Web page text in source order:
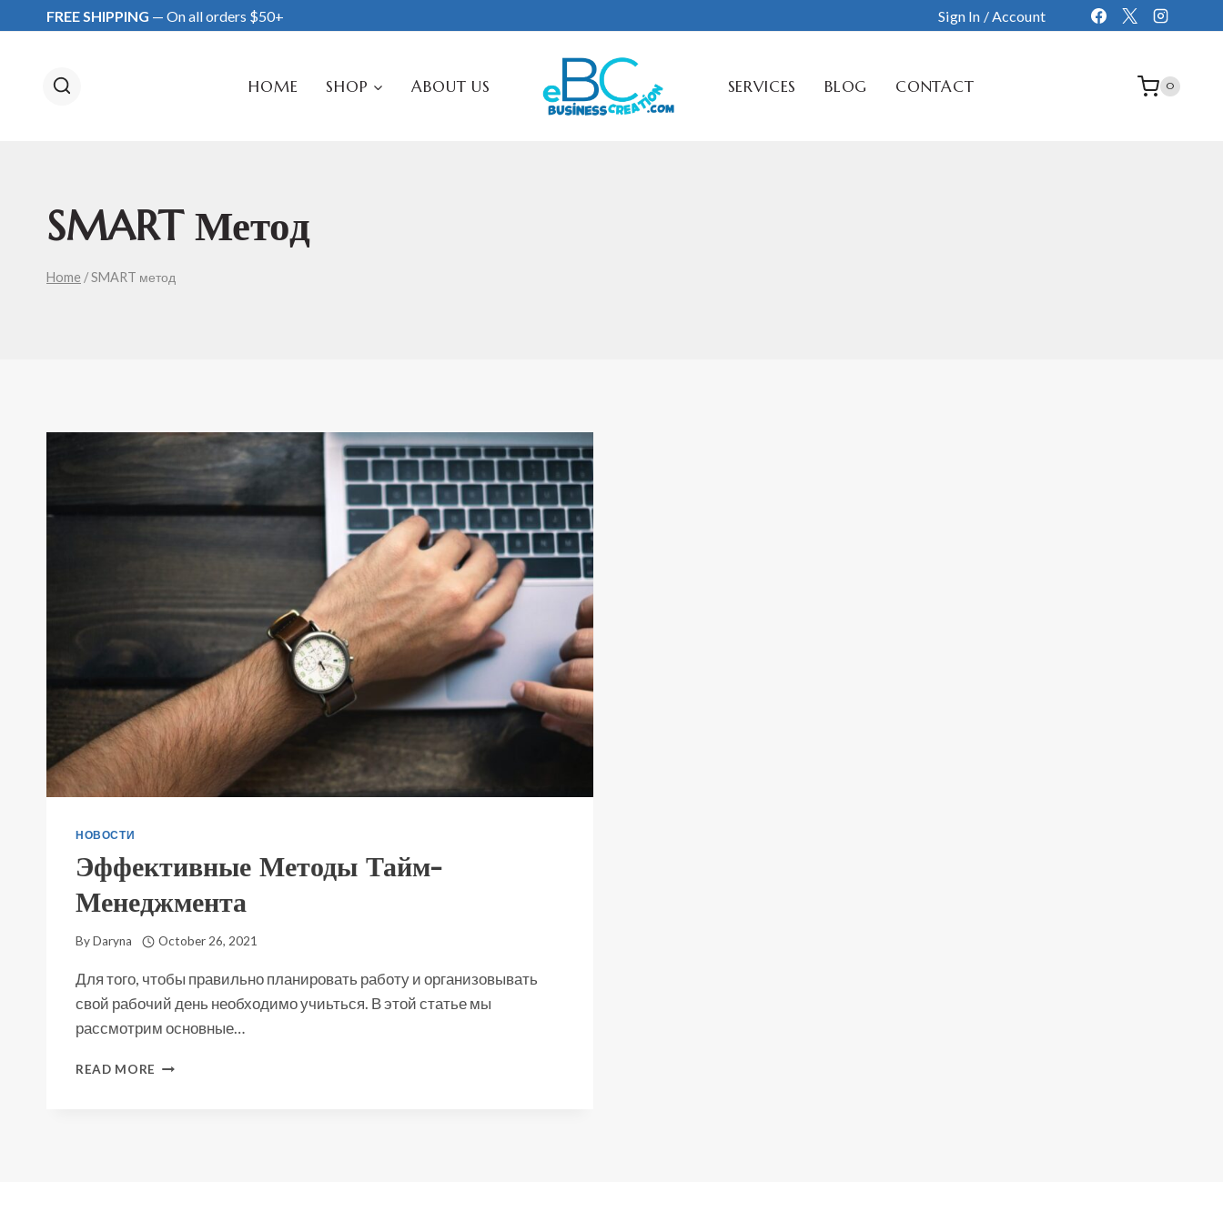
to
FREE SHIPPING — On all orders $50+ Sign In / Account
HOME SHOP ABOUT US SERVICES BLOG CONTACT 0
SMART Метод
Home /SMART метод
НОВОСТИ
Эффективные Методы Тайм-
Менеджмента
ByDaryna October 26, 2021
Для того, чтобы правильно планировать работу и организовывать
свой рабочий день необходимо учиьться. В этой статье мы
рассмотрим основные…
READ MORE ЭФФЕКТИВНЫЕ